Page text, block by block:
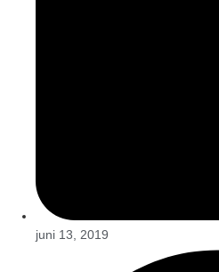
juni 13, 2019